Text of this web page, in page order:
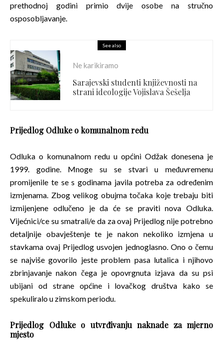
prethodnoj godini primio dvije osobe na stručno
osposobljavanje.
See also
Ne karikiramo
Sarajevski studenti književnosti na
strani ideologije Vojislava Šešelja
Prijedlog Odluke o komunalnom redu
Odluka o komunalnom redu u općini Odžak donesena je
1999. godine. Mnoge su se stvari u međuvremenu
promijenile te se s godinama javila potreba za određenim
izmjenama. Zbog velikog obujma točaka koje trebaju biti
izmijenjene odlučeno je da će se praviti nova Odluka.
Vijećnici/ce su smatrali/e da za ovaj Prijedlog nije potrebno
detaljnije obavještenje te je nakon nekoliko izmjena u
stavkama ovaj Prijedlog usvojen jednoglasno. Ono o čemu
se najviše govorilo jeste problem pasa lutalica i njihovo
zbrinjavanje nakon čega je opovrgnuta izjava da su psi
ubijani od strane općine i lovačkog društva kako se
spekuliralo u zimskom periodu.
Prijedlog Odluke o utvrđivanju naknade za mjerno
mjesto